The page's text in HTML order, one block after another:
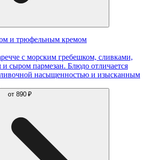
и трюфельным кремом
с морским гребешком, сливками,
сыром пармезан. Блюдо отличается
насыщенностью и изысканным
от 890 ₽